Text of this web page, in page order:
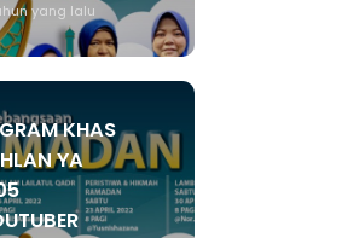
yang lalu
KHAS
YA